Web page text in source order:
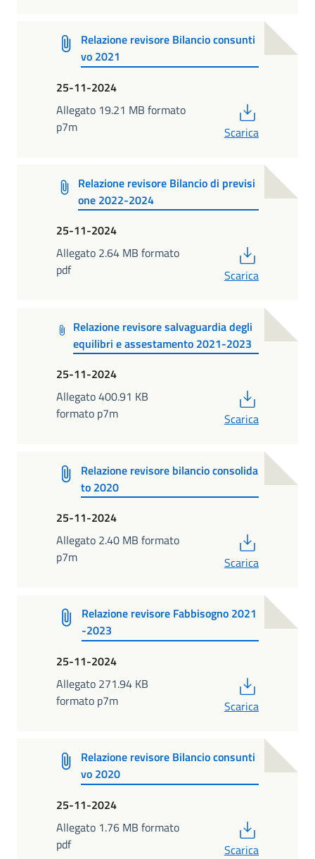
Relazione revisore Bilancio consunti
vo 2021
25-11-2024
Allegato 19.21 MB formato
p7m
Scarica
Relazione revisore Bilancio di previsi
one 2022-2024
25-11-2024
Allegato 2.64 MB formato
pdf
Scarica
Relazione revisore salvaguardia degli
equilibri e assestamento 2021-2023
25-11-2024
Allegato 400.91 KB
formato p7m
Scarica
Relazione revisore bilancio consolida
to 2020
25-11-2024
Allegato 2.40 MB formato
p7m
Scarica
Relazione revisore Fabbisogno 2021
-2023
25-11-2024
Allegato 271.94 KB
formato p7m
Scarica
Relazione revisore Bilancio consunti
vo 2020
25-11-2024
Allegato 1.76 MB formato
pdf
Scarica